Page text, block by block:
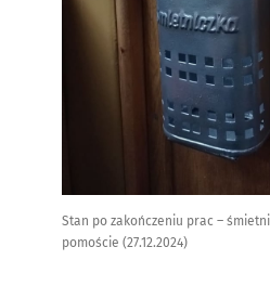
Stan po zakończeniu prac –
pomoście (27.12.2024)